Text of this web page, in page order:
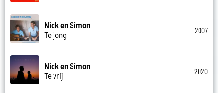
Nick en Simon
Te jong
2007
Nick en Simon
Te vrij
2020